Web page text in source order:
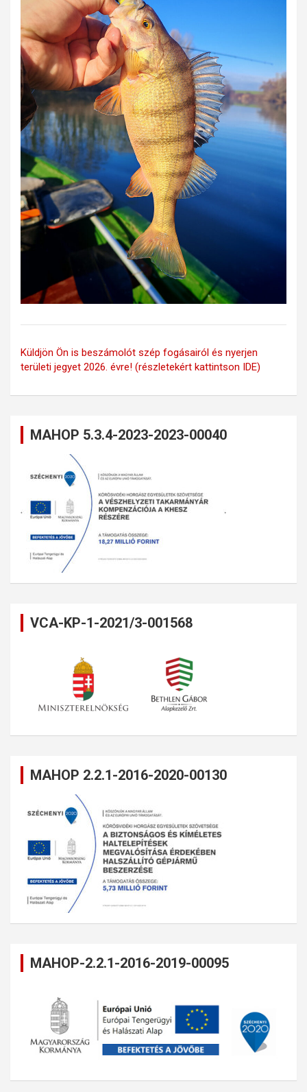
Küldjön Ön is beszámolót szép fogásairól és nyerjen
területi jegyet 2026. évre! (részletekért kattintson IDE)
MAHOP 5.3.4-2023-2023-00040
VCA-KP-1-2021/3-001568
MAHOP 2.2.1-2016-2020-00130
MAHOP-2.2.1-2016-2019-00095